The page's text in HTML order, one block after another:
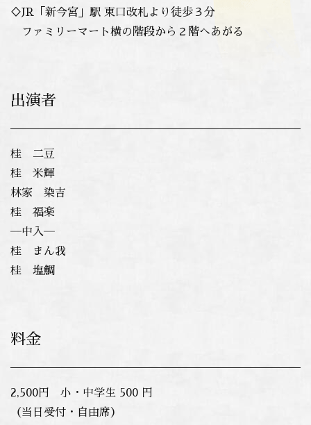
♢JR「新今宮」駅 東口改札より徒歩３分
ファミリーマート横の階段から２階へあがる
出演者
桂 二豆
桂 米輝
林家 染吉
桂 福楽
―中入―
桂 まん我
桂 塩鯛
料金
2,500円 小・中学生 500 円
（当日受付・自由席）